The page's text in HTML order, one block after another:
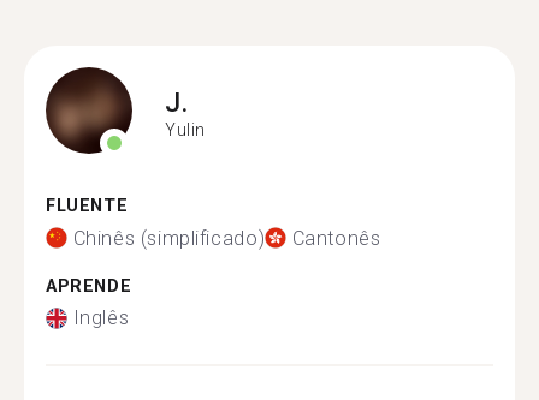
J.
Yulin
FLUENTE
Chinês (simplificado) Cantonês
APRENDE
Inglês